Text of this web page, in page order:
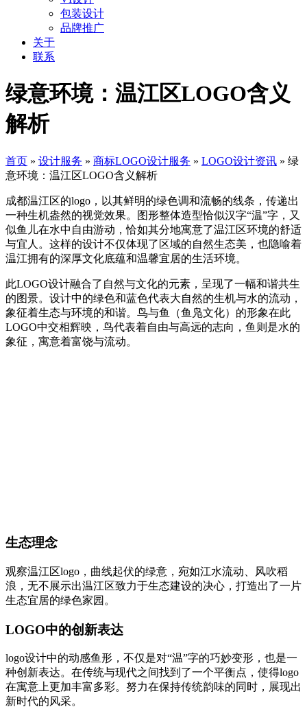
包装设计
品牌推广
关于
联系
绿意环境：温江区LOGO含义
解析
首页 » 设计服务 » 商标LOGO设计服务 » LOGO设计资讯 » 绿
意环境：温江区LOGO含义解析
成都温江区的logo，以其鲜明的绿色调和流畅的线条，传递出
一种生机盎然的视觉效果。图形整体造型恰似汉字“温”字，又
似鱼儿在水中自由游动，恰如其分地寓意了温江区环境的舒适
与宜人。这样的设计不仅体现了区域的自然生态美，也隐喻着
温江拥有的深厚文化底蕴和温馨宜居的生活环境。
此LOGO设计融合了自然与文化的元素，呈现了一幅和谐共生
的图景。设计中的绿色和蓝色代表大自然的生机与水的流动，
象征着生态与环境的和谐。鸟与鱼（鱼凫文化）的形象在此
LOGO中交相辉映，鸟代表着自由与高远的志向，鱼则是水的
象征，寓意着富饶与流动。
生态理念
观察温江区logo，曲线起伏的绿意，宛如江水流动、风吹稻
浪，无不展示出温江区致力于生态建设的决心，打造出了一片
生态宜居的绿色家园。
LOGO中的创新表达
logo设计中的动感鱼形，不仅是对“温”字的巧妙变形，也是一
种创新表达。在传统与现代之间找到了一个平衡点，使得logo
在寓意上更加丰富多彩。努力在保持传统韵味的同时，展现出
新时代的风采。